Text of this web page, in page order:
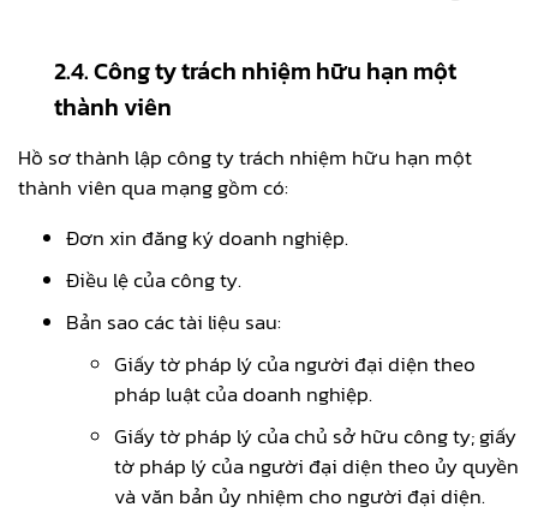
2.4. Công ty trách nhiệm hữu hạn một
thành viên
Hồ sơ thành lập công ty trách nhiệm hữu hạn một
thành viên qua mạng gồm có:
Đơn xin đăng ký doanh nghiệp.
Điều lệ của công ty.
Bản sao các tài liệu sau:
Giấy tờ pháp lý của người đại diện theo
pháp luật của doanh nghiệp.
Giấy tờ pháp lý của chủ sở hữu công ty; giấy
tờ pháp lý của người đại diện theo ủy quyền
và văn bản ủy nhiệm cho người đại diện.